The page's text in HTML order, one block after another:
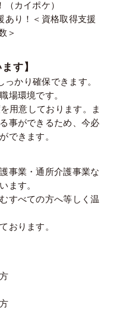
カイポケ）
あり！＜資格取得支援
＞
す】
かり確保できます。
場環境です。
用意しております。ま
事ができるため、今必
できます。
事業・通所介護事業な
ます。
すべての方へ等しく温
おります。